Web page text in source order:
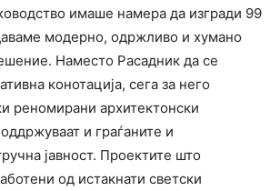
имаше намера да изгради 99
модерно, одржливо и хумано
Наместо Расадник да се
конотација, сега за него
реномирани архитектонски
и граѓаните и
јавност. Проектите што
од истакнати светски